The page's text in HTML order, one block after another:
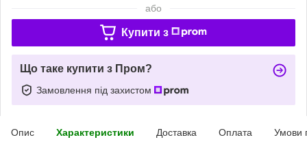
або
Купити з
Що таке купити з Пром?
Замовлення під захистом
Опис Характеристики Доставка Оплата Умови